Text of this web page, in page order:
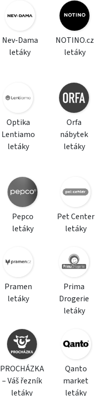
Nev-Dama
letáky
NOTINO.cz
letáky
Optika
Lentiamo
letáky
Orfa
nábytek
letáky
Pepco
letáky
Pet Center
letáky
Pramen
letáky
Prima
Drogerie
letáky
PROCHÁZKA
– Váš řezník
letáky
Qanto
market
letáky